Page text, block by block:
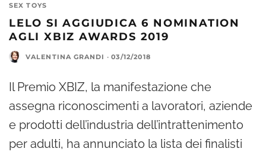
SEX TOYS
LELO SI AGGIUDICA 6 NOMINATION
AGLI XBIZ AWARDS 2019
VALENTINA GRANDI · 03/12/2018
Il Premio XBIZ, la manifestazione che
assegna riconoscimenti a lavoratori, aziende
e prodotti dell’industria dell’intrattenimento
per adulti, ha annunciato la lista dei finalisti